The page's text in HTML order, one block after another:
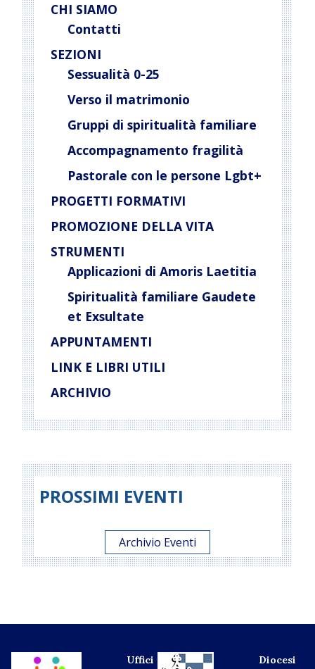
CHI SIAMO
Contatti
SEZIONI
Sessualità 0-25
Verso il matrimonio
Gruppi di spiritualità familiare
Accompagnamento fragilità
Pastorale con le persone Lgbt+
PROGETTI FORMATIVI
PROMOZIONE DELLA VITA
STRUMENTI
Applicazioni di Amoris Laetitia
Spiritualità familiare Gaudete
et Exsultate
APPUNTAMENTI
LINK E LIBRI UTILI
ARCHIVIO
PROSSIMI EVENTI
Archivio Eventi
Uffici Diocesi